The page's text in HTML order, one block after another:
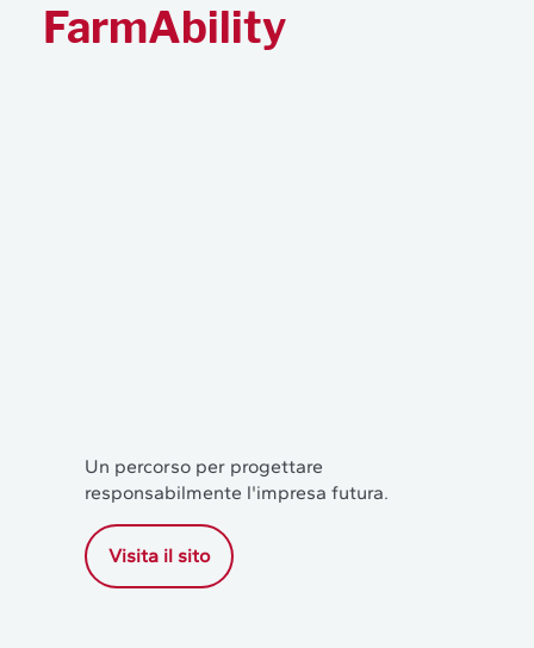
FarmAbility
Un percorso per progettare
responsabilmente l'impresa futura.
Visita il sito